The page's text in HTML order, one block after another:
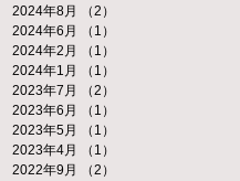
2024年8月
（2）
2024年6月
（1）
2024年2月
（1）
2024年1月
（1）
2023年7月
（2）
2023年6月
（1）
2023年5月
（1）
2023年4月
（1）
2022年9月
（2）